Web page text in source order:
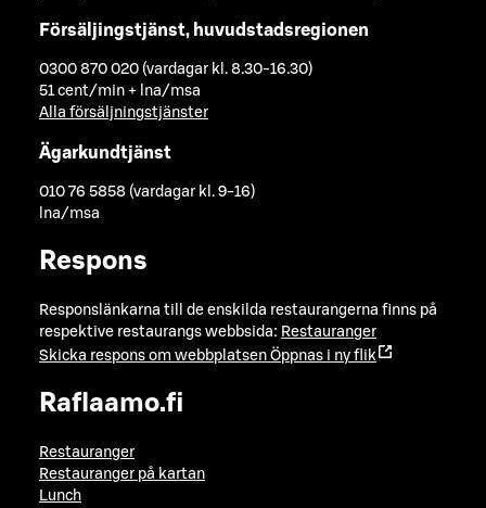
Försäljingstjänst, huvudstadsregionen
0300 870 020 (vardagar kl. 8.30-16.30)
51 cent/min + lna/msa
Alla försäljningstjänster
Ägarkundtjänst
010 76 5858 (vardagar kl. 9-16)
lna/msa
Respons
Responslänkarna till de enskilda restaurangerna finns på
respektive restaurangs webbsida: Restauranger
Skicka respons om webbplatsen Öppnas i ny flik
Raflaamo.fi
Restauranger
Restauranger på kartan
Lunch